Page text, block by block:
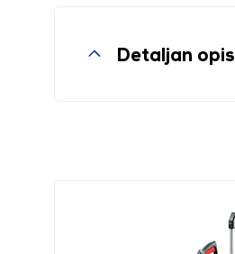
Detaljan opis